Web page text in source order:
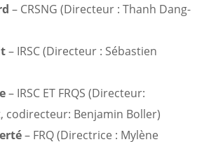
– CRSNG (Directeur : Thanh Dang-
– IRSC (Directeur : Sébastien
– IRSC ET FRQS (Directeur:
codirecteur: Benjamin Boller)
– FRQ (Directrice : Mylène